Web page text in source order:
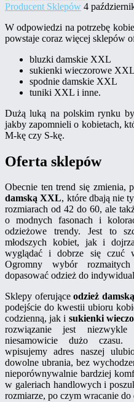
Producent Sklepów 4
W odpowiedzi na potrzebę
powstaje coraz więcej sklepów
bluzki damskie XXL
sukienki wieczorowe XXL
spodnie damskie XXL
tuniki XXL i inne.
Dużą luką na polskim rynku
jakby zapomnieli o kobietach,
M-kę czy S-kę.
Oferta sklepów
Obecnie ten trend się zmienia,
damską XXL, które dbają nie
rozmiarach od 42 do 60, ale
o modnych fasonach i
odzieżowe trendy. Jest to
młodszych kobiet, jak i
wyglądać i dobrze się czuć
Ogromny wybór
dopasować odzież do
Sklepy oferująceodzież
podejście do kwestii ubioru
codzienną, jak i sukienki
rozwiązanie jest
niesamowicie dużo czasu.
wpisujemy adres naszej
dowolne ubrania, bez
nieporównywalnie bardziej
w galeriach handlowych i
rozmiarze, po czym wracanie